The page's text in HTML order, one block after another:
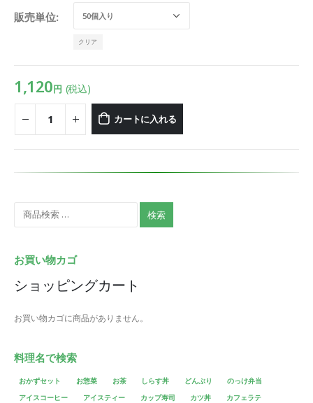
販売単位
クリア
1,120円 (税込)
カートに入れる
検索
お買い物カゴ
ショッピングカート
お買い物カゴに商品がありません。
料理名で検索
おかずセット お惣菜 お茶 しらす丼 どんぶり
のっけ弁当
アイスコーヒー
アイスティー カップ寿司 カツ丼
カフェラテ